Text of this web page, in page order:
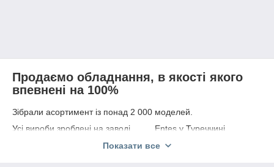
Продаємо обладнання, в якості якого
впевнені на 100%
Зібрали асортимент із понад 2 000 моделей.
Усі вироби зроблені на заводі Entes у Туреччині.
Кожна позиція має гарантію від виробника на 2 роки.
Показати все